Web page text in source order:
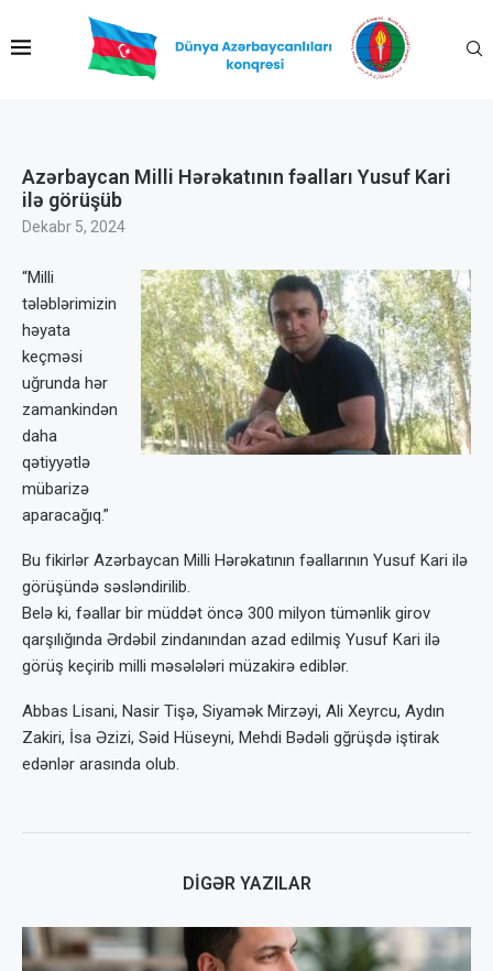
Azərbaycan Milli Hərəkatının fəalları Yusuf Kari
ilə görüşüb
Dekabr 5, 2024
“Milli
tələblərimizin
həyata
keçməsi
uğrunda hər
zamankindən
daha
qətiyyətlə
mübarizə
aparacağıq.”
Bu fikirlər Azərbaycan Milli Hərəkatının fəallarının Yusuf Kari ilə
görüşündə səsləndirilib.
Belə ki, fəallar bir müddət öncə 300 milyon tümənlik girov
qarşılığında Ərdəbil zindanından azad edilmiş Yusuf Kari ilə
görüş keçirib milli məsələləri müzakirə ediblər.
Abbas Lisani, Nasir Tişə, Siyamək Mirzəyi, Ali Xeyrcu, Aydın
Zakiri, İsa Əzizi, Səid Hüseyni, Mehdi Bədəli gğrüşdə iştirak
edənlər arasında olub.
DIGƏR YAZILAR